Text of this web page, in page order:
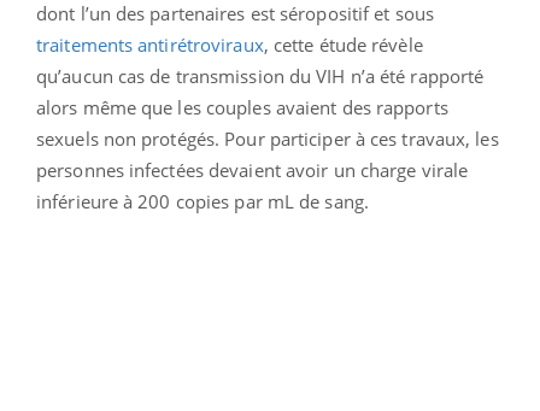
dont l’un des partenaires est séropositif et sous
traitements antirétroviraux, cette étude révèle
qu’aucun cas de transmission du VIH n’a été rapporté
alors même que les couples avaient des rapports
sexuels non protégés. Pour participer à ces travaux, les
personnes infectées devaient avoir un charge virale
inférieure à 200 copies par mL de sang.